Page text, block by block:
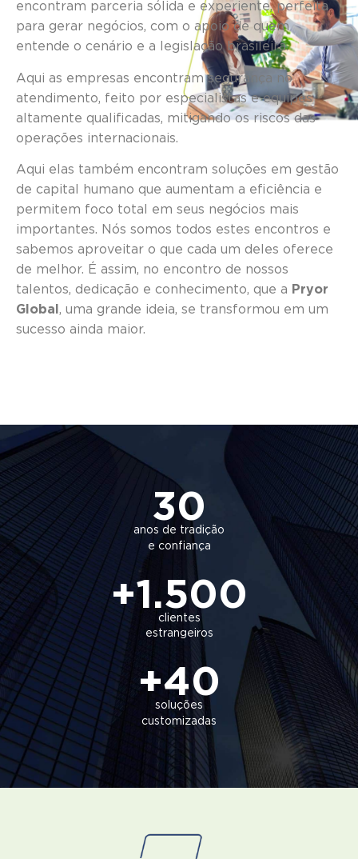
encontram parceria sólida e experiente, perfeita
para gerar negócios, com o apoio de quem
entende o cenário e a legislação brasileira.
Aqui as empresas encontram segurança no
atendimento, feito por especialistas e equipes
altamente qualificadas, mitigando os riscos das
operações internacionais.
Aqui elas também encontram soluções em gestão
de capital humano que aumentam a eficiência e
permitem foco total em seus negócios mais
importantes. Nós somos todos estes encontros e
sabemos aproveitar o que cada um deles oferece
de melhor. É assim, no encontro de nossos
talentos, dedicação e conhecimento, que a Pryor
Global , uma grande ideia, se transformou em um
sucesso ainda maior.
30
anos de tradição
e confiança
+1.500
clientes
estrangeiros
+40
soluções
customizadas